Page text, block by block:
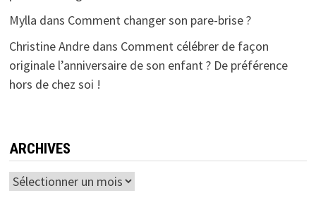
Mylla dans Comment changer son pare-brise ?
Christine Andredans Comment célébrer de façon
originale l’anniversaire de son enfant ? De préférence
hors de chez soi !
ARCHIVES
Archives